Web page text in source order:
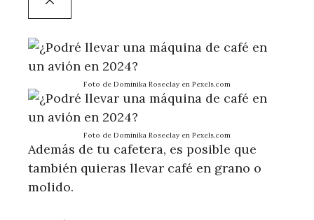
Foto de Dominika Roseclay en Pexels.com
Foto de Dominika Roseclay en Pexels.com
Además de tu cafetera, es posible que
también quieras llevar café en grano o
molido.